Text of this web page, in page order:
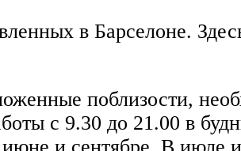
в Барселоне.
поблизости,
с 9.30 до 21.00 в